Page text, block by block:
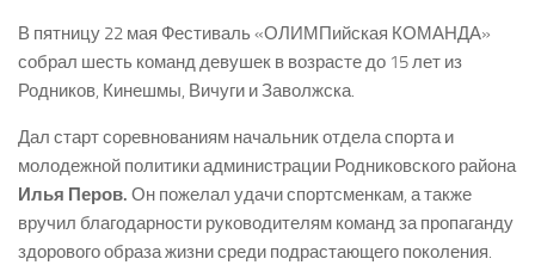
В пятницу 22 мая Фестиваль «ОЛИМПийская КОМАНДА»
собрал шесть команд девушек в возрасте до 15 лет из
Родников, Кинешмы, Вичуги и Заволжска.
Дал старт соревнованиям начальник отдела спорта и
молодежной политики администрации Родниковского района
Илья Перов. Он пожелал удачи спортсменкам, а также
вручил благодарности руководителям команд за пропаганду
здорового образа жизни среди подрастающего поколения.